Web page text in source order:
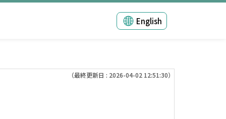
English
（最終更新日 : 2026-04-02 12:51:30）